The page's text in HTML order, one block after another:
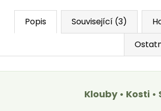
Popis Související (3)
Klouby • Kosti